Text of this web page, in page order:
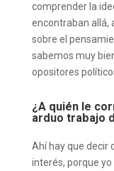
comprender la
encontraban allá,
sobre el
sabemos muy
opositores
¿A quién le
arduo trabajo
Ahí hay que decir
interés, porque yo